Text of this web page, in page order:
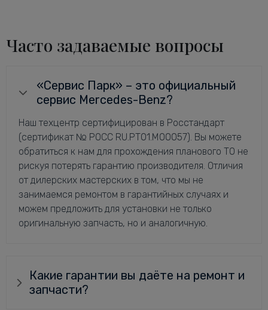
Часто задаваемые вопросы
«Сервис Парк» – это официальный
сервис Mercedes-Benz?
Наш техцентр сертифицирован в Росстандарт
(сертификат № РОСС RU.РТ01.М00057). Вы можете
обратиться к нам для прохождения планового ТО не
рискуя потерять гарантию производителя. Отличия
от дилерских мастерских в том, что мы не
занимаемся ремонтом в гарантийных случаях и
можем предложить для установки не только
оригинальную запчасть, но и аналогичную.
Какие гарантии вы даёте на ремонт и
запчасти?